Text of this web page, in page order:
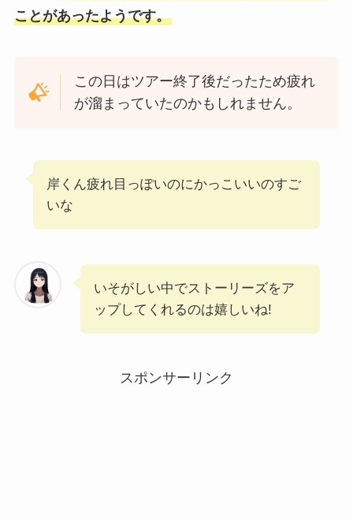
ことがあったようです。
この日はツアー終了後だったため疲れ
が溜まっていたのかもしれません。
岸くん疲れ目っぽいのにかっこいいのすご
いな
いそがしい中でストーリーズをア
ップしてくれるのは嬉しいね!
スポンサーリンク